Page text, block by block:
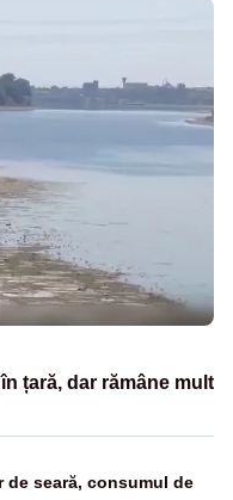
țară, dar rămâne mult
de seară, consumul de